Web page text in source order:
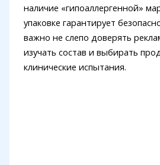
наличие «гипоаллергенной»
упаковке гарантирует
важно не слепо доверять
изучать состав и выбирать
клинические испытания.